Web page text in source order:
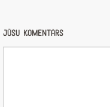
Jūsu komentārs